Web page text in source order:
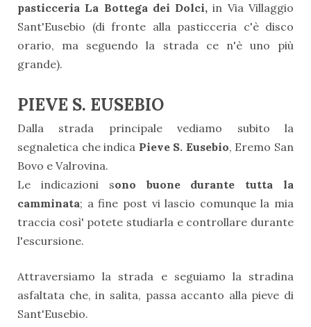
pasticceria La Bottega dei Dolci,in Via Villaggio
Sant'Eusebio (di fronte alla pasticceria c'è disco
orario, ma seguendo la strada ce n'è uno più
grande).
PIEVE S. EUSEBIO
Dalla strada principale vediamo subito la
segnaletica che indica Pieve S. Eusebio, Eremo San
Bovo e Valrovina.
Le indicazioni sono buone durante tutta la
camminata; a fine post vi lascio comunque la mia
traccia così' potete studiarla e controllare durante
l'escursione.
Attraversiamo la strada e seguiamo la stradina
asfaltata che, in salita, passa accanto alla pieve di
Sant'Eusebio.